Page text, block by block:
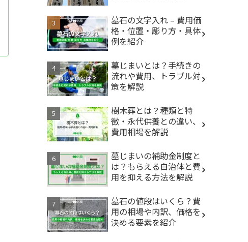
墓石の文字入れ – 費用価
格・位置・彫り方・具体
例を紹介
墓じまいとは？手続きの
流れや費用、トラブル対
策を解説
樹木葬とは？種類と特
徴・永代供養との違い、
費用相場を解説
墓じまいの補助金制度と
は？もらえる自治体と費
用を抑える方法を解説
墓石の値段はいくら？費
用の相場や内訳、価格を
決める要素を紹介